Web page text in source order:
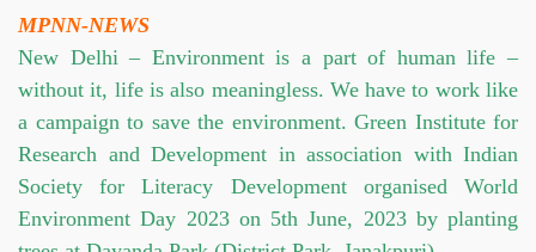
MPNN-NEWS
New Delhi – Environment is a part of human life –
without it, life is also meaningless. We have to work like
a campaign to save the environment. Green Institute for
Research and Development in association with Indian
Society for Literacy Development organised World
Environment Day 2023 on 5th June, 2023 by planting